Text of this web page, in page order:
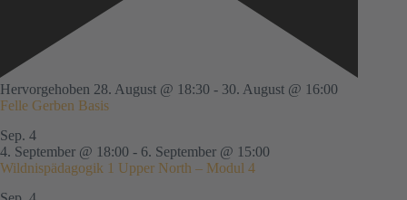
Hervorgehoben 28. August @ 18:30 - 30. August @ 16:00
Felle Gerben Basis
Sep. 4
4. September @ 18:00 - 6. September @ 15:00
Wildnispädagogik 1 Upper North – Modul 4